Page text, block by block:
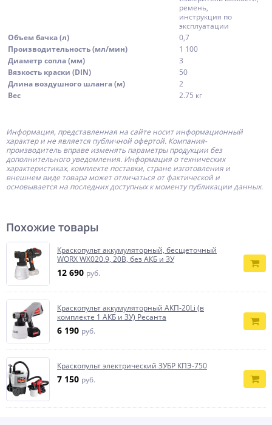
ремень,
инструкция по
эксплуатации
Объем бачка (л)
0,7
Производительность (мл/мин)
1 100
Диаметр сопла (мм)
3
Вязкость краски (DIN)
50
Длина воздушного шланга (м)
2
Вес
2.75 кг
Информация, представленная на сайте носит информационный
характер и не является публичной офертой. Компания-
производитель вправе изменять параметры продукции без
дополнительного уведомления. Информация о технических
характеристиках, комплекте поставки, стране изготовления и
внешнем виде товара может отличаться от фактической и
основывается на последних доступных к моменту публикации данных.
Похожие товары
Краскопульт аккумуляторный, бесщеточный
WORX WX020.9, 20В, без АКБ и ЗУ
12 690 руб.
Краскопульт аккумуляторный АКП-20Li (в
комплекте 1 АКБ и ЗУ) Ресанта
6 190 руб.
Краскопульт электрический ЗУБР КПЭ-750
7 150 руб.